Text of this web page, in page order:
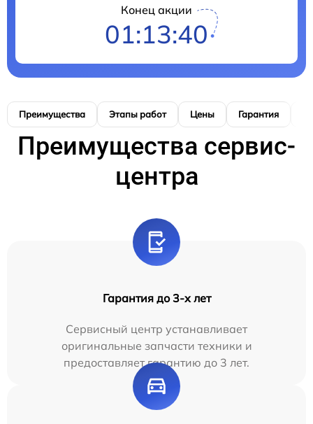
Конец акции
01:13:39
Преимущества Этапы работ Цены Гарантия
Преимущества сервис-
центра
Гарантия до 3-х лет
Сервисный центр устанавливает
оригинальные запчасти техники и
предоставляет гарантию до 3 лет.